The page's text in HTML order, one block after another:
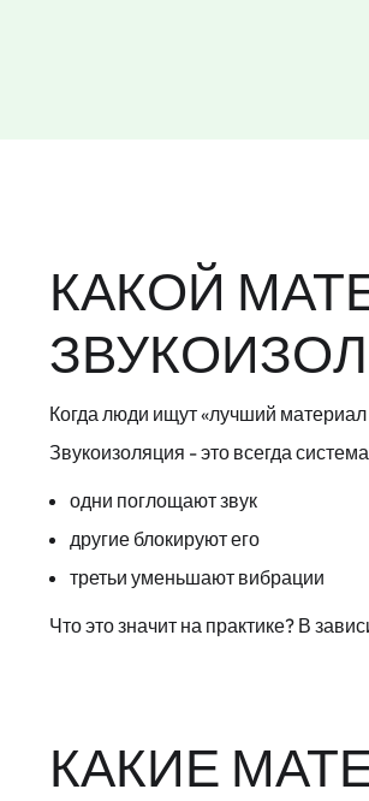
КАКОЙ
Когда люди ищут «лучший
Звукоизоляция - это всегда
одни поглощают звук
другие блокируют его
третьи уменьшают вибрации
Что это значит на практике? В
КАКИЕ